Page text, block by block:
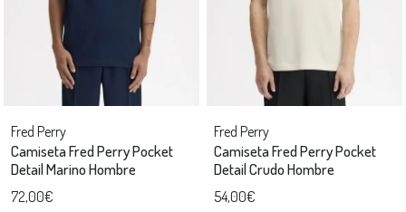
Fred Perry
Camiseta Fred Perry Pocket
Detail Marino Hombre
72,00€
Fred Perry
Camiseta Fred Perry Pocket
Detail Crudo Hombre
54,00€